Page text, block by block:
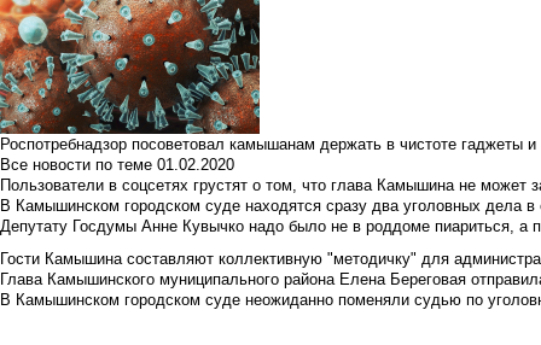
Роспотребнадзор посоветовал камышанам держать в чистоте гаджеты
Все новости по теме 01.02.2020
Пользователи в соцсетях грустят о том, что глава Камышина не может
В Камышинском городском суде находятся сразу два уголовных дела
Депутату Госдумы Анне Кувычко надо было не в роддоме пиариться, а
Гости Камышина составляют коллективную "методичку" для
Глава Камышинского муниципального района Елена Береговая
В Камышинском городском суде неожиданно поменяли судью по